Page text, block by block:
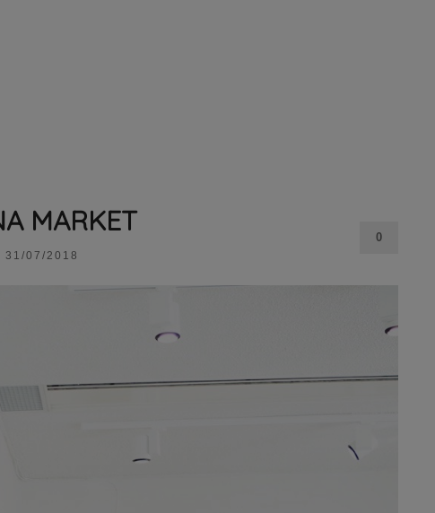
MARKET
31/07/2018
0